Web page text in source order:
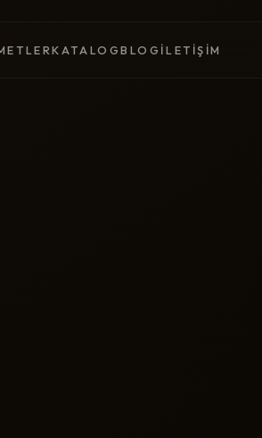
KATALOGBLOG İLETIŞIM